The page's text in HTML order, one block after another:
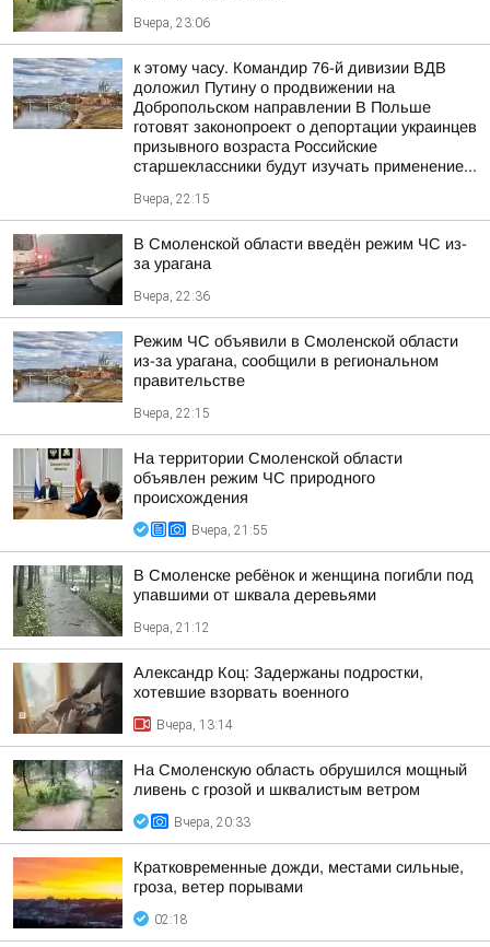
Вчера, 23:06
к этому часу. Командир 76-й дивизии ВДВ
доложил Путину о продвижении на
Добропольском направлении В Польше
готовят законопроект о депортации украинцев
призывного возраста Российские
старшеклассники будут изучать применение...
Вчера, 22:15
В Смоленской области введён режим ЧС из-
за урагана
Вчера, 22:36
Режим ЧС объявили в Смоленской области
из-за урагана, сообщили в региональном
правительстве
Вчера, 22:15
На территории Смоленской области
объявлен режим ЧС природного
происхождения
Вчера, 21:55
В Смоленске ребёнок и женщина погибли под
упавшими от шквала деревьями
Вчера, 21:12
Александр Коц: Задержаны подростки,
хотевшие взорвать военного
Вчера, 13:14
На Смоленскую область обрушился мощный
ливень с грозой и шквалистым ветром
Вчера, 20:33
Кратковременные дожди, местами сильные,
гроза, ветер порывами
02:18